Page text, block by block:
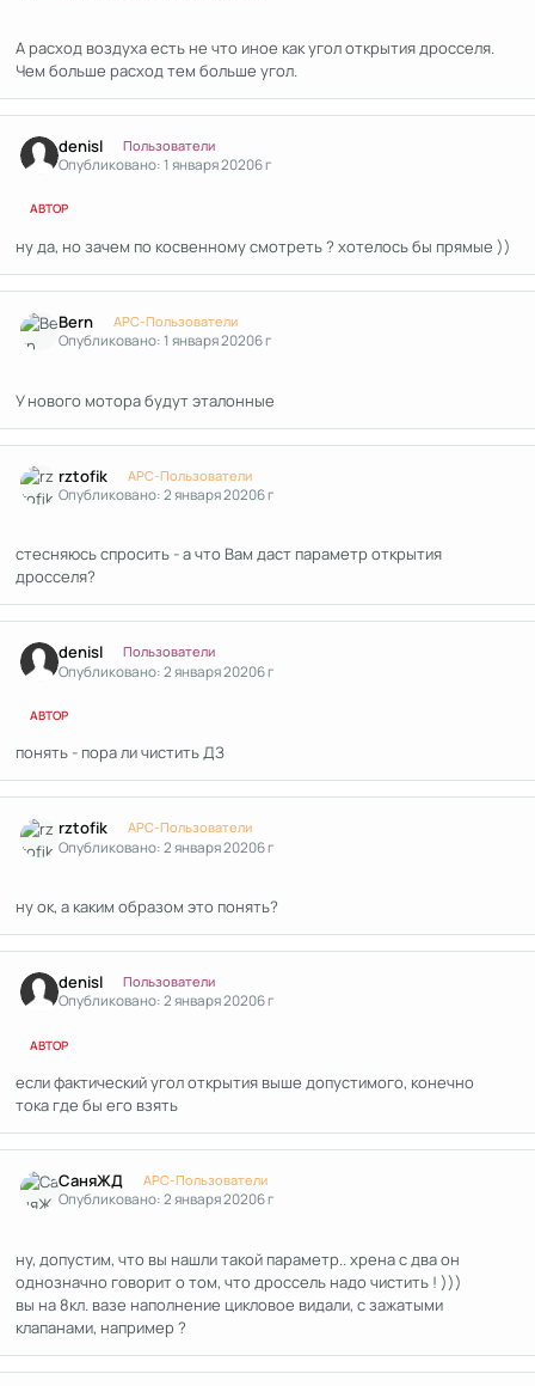
А расход воздуха есть не что иное как угол открытия дросселя.
Чем больше расход тем больше угол.
denisl Пользователи
Опубликовано:1 января 20206 г
АВТОР
ну да, но зачем по косвенному смотреть ? хотелось бы прямые ))
Bern APC-Пользователи
Опубликовано:1 января 20206 г
У нового мотора будут эталонные
rztofik APC-Пользователи
Опубликовано:2 января 20206 г
стесняюсь спросить - а что Вам даст параметр открытия
дросселя?
denisl Пользователи
Опубликовано:2 января 20206 г
АВТОР
понять - пора ли чистить ДЗ
rztofik APC-Пользователи
Опубликовано:2 января 20206 г
ну ок, а каким образом это понять?
denisl Пользователи
Опубликовано:2 января 20206 г
АВТОР
если фактический угол открытия выше допустимого, конечно
тока где бы его взять
СаняЖД APC-Пользователи
Опубликовано:2 января 20206 г
ну, допустим, что вы нашли такой параметр.. хрена с два он
однозначно говорит о том, что дроссель надо чистить ! )))
вы на 8кл. вазе наполнение цикловое видали, с зажатыми
клапанами, например ?